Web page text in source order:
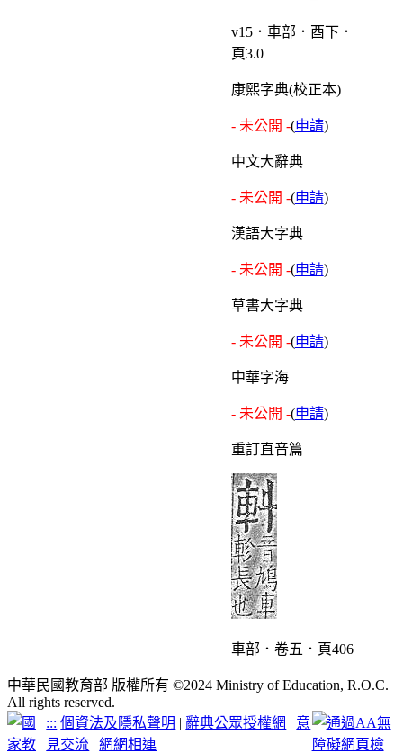
v15．車部．酉下．
頁3.0
康熙字典(校正本)
- 未公開 -(申請)
中文大辭典
- 未公開 -(申請)
漢語大字典
- 未公開 -(申請)
草書大字典
- 未公開 -(申請)
中華字海
- 未公開 -(申請)
重訂直音篇
車部．卷五．頁406
中華民國教育部 版權所有 ©2024 Ministry of Education, R.O.C.
All rights reserved.
::: 個資法及隱私聲明 | 辭典公眾授權網 | 意
見交流 |網網相連